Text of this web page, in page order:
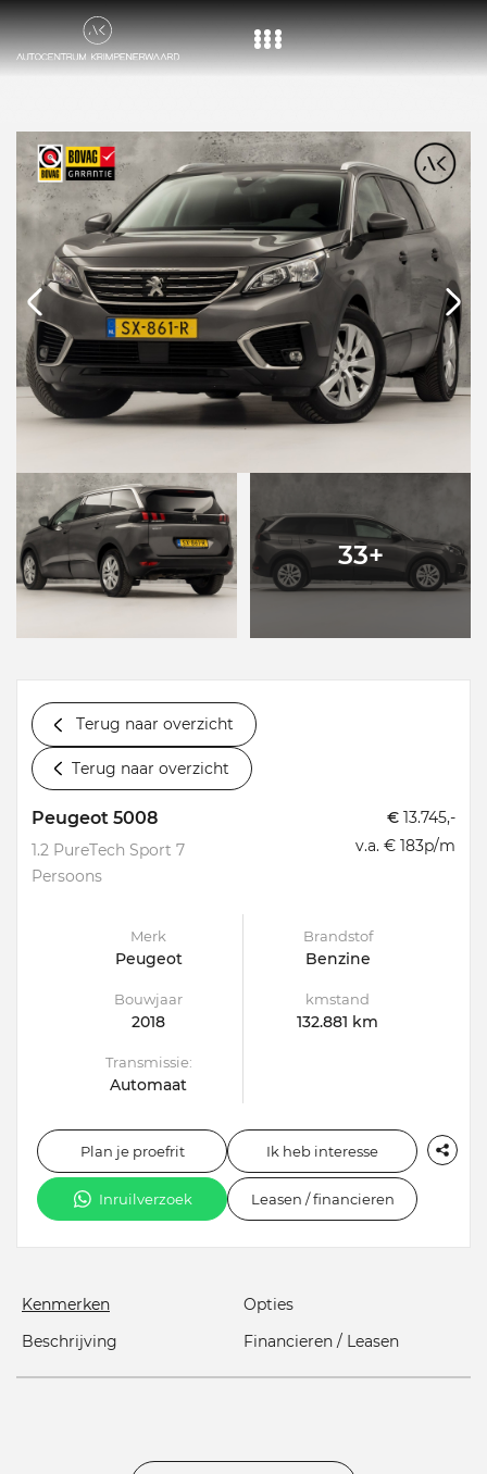
Aanbod
Diensten
Over ons
Vacature
Contact
33+
Terug naar overzicht
Terug naar overzicht
Peugeot 5008
1.2 PureTech Sport 7
Persoons
€ 13.745,-
v.a. € 183p/m
Merk
Peugeot
Brandstof
Benzine
Bouwjaar
2018
kmstand
132.881 km
Transmissie:
Automaat
Plan je proefrit Ik heb interesse
Inruilverzoek Leasen / financieren
Kenmerken
Opties
Beschrijving
Financieren / Leasen